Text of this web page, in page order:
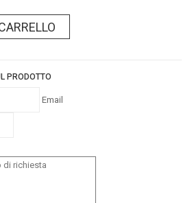
PRODOTTO
Email